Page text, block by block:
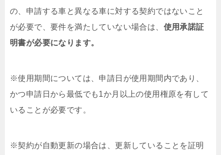
の、申請する車と異なる車に対する契約ではないこと
が必要で、要件を満たしていない場合は、 使用承諾証
明書が必要になります。
※使用期間については、申請日が使用期間内であり、
かつ申請日から最低でも1か月以上の使用権原を有して
いることが必要です。
※契約が自動更新の場合は、更新していることを証明